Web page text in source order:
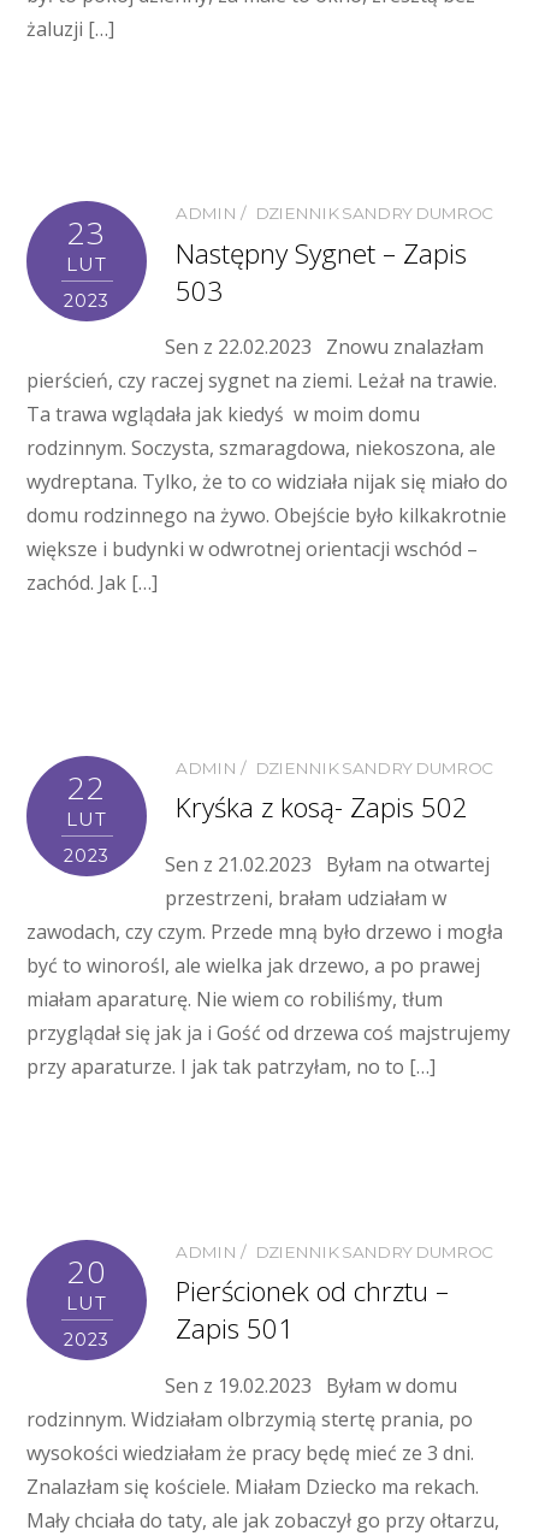
żaluzji […]
23
LUT
2023
ADMIN DZIENNIK SANDRY DUMROC
Następny Sygnet – Zapis
503
Sen z 22.02.2023 Znowu znalazłam
pierścień, czy raczej sygnet na ziemi. Leżał na trawie.
Ta trawa wglądała jak kiedyś w moim domu
rodzinnym. Soczysta, szmaragdowa, niekoszona, ale
wydreptana. Tylko, że to co widziała nijak się miało do
domu rodzinnego na żywo. Obejście było kilkakrotnie
większe i budynki w odwrotnej orientacji wschód –
zachód. Jak […]
22
LUT
2023
ADMIN DZIENNIK SANDRY DUMROC
Kryśka z kosą- Zapis 502
Sen z 21.02.2023 Byłam na otwartej
przestrzeni, brałam udziałam w
zawodach, czy czym. Przede mną było drzewo i mogła
być to winorośl, ale wielka jak drzewo, a po prawej
miałam aparaturę. Nie wiem co robiliśmy, tłum
przyglądał się jak ja i Gość od drzewa coś majstrujemy
przy aparaturze. I jak tak patrzyłam, no to […]
20
LUT
2023
ADMIN DZIENNIK SANDRY DUMROC
Pierścionek od chrztu –
Zapis 501
Sen z 19.02.2023 Byłam w domu
rodzinnym. Widziałam olbrzymią stertę prania, po
wysokości wiedziałam że pracy będę mieć ze 3 dni.
Znalazłam się kościele. Miałam Dziecko ma rekach.
Mały chciała do taty, ale jak zobaczył go przy ołtarzu,